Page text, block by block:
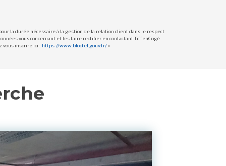
la durée nécessaire à la gestion de la relation client dans le respect
vous concernant et les faire rectifier en contactant TiffenCogé
vous inscrire ici : https://www.bloctel.gouv.fr/»